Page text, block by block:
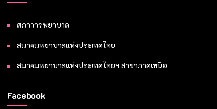
สภาการพยาบาล
สมาคมพยาบาลแห่งประเทศไทย
สมาคมพยาบาลแห่งประเทศไทยฯ สาขาภาคเหนือ
Facebook